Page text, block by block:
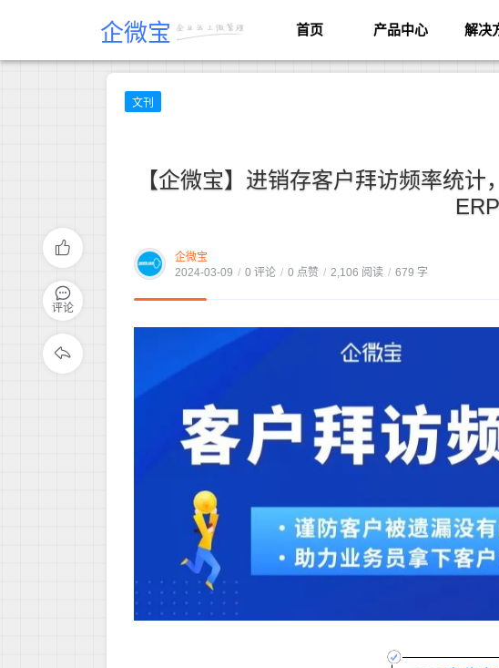
企微宝 首页 产品中心 解决
文刊
【企微宝】进销存客户拜访频率统
ERP
企微宝
2024-03-09 / 0 评论 / 0 点赞 / 2,106 阅读 / 679 字
评论